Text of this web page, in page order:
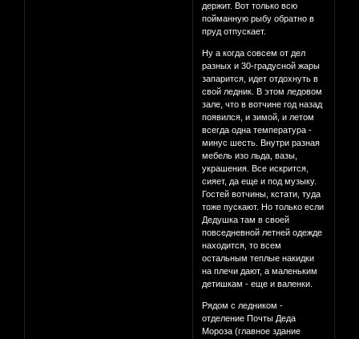
держит. Вот только всю
пойманную рыбу обратно в
пруд отпускает.
Ну а когда совсем от дел
разных и 30-градусной жары
запарится, идет отдохнуть в
свой ледник. В этом ледовом
зале, что в вотчине год назад
появился, и зимой, и летом
всегда одна температура -
минус шесть. Внутри разная
мебель изо льда, вазы,
украшения. Все искрится,
сияет, да еще и под музыку.
Гостей вотчины, кстати, туда
тоже пускают. Но только если
Дедушка там в своей
повседневной летней одежде
находится, то всем
остальным теплые накидки
на плечи дают, а маленьким
детишкам - еще и валенки.
Рядом с ледником -
отделение Почты Деда
Мороза (главное здание